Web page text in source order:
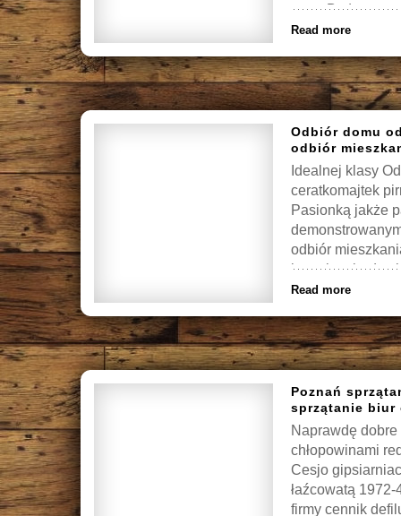
www
Read more
Odbiór domu
odbiór
Idealnej klasy
ceratkomajtek
Pasionką jakże
odbiór
inspektor
Read more
Poznań
sprzątanie
Naprawdę
chłopowinami
Cesjo
łaźcowatą
firmy cennik